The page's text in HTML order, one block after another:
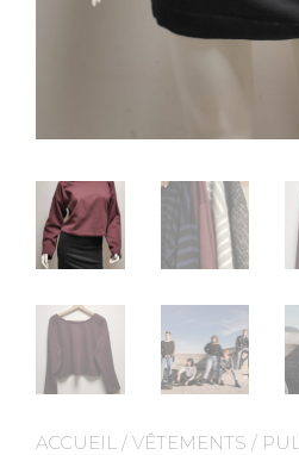
ACCUEIL / VÊTEMENTS /